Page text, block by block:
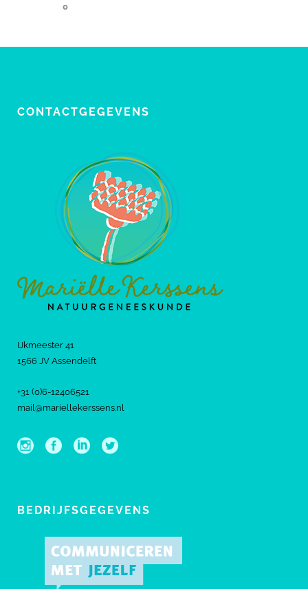
0
CONTACTGEGEVENS
IJkmeester 41
1566 JV Assendelft
+31 (0)6-12406521
mail@mariellekerssens.nl
BEDRIJFSGEGEVENS